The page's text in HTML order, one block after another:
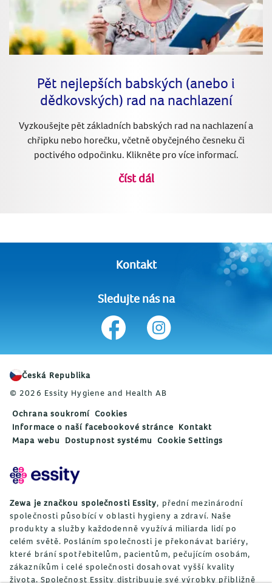
Pět nejlepších babských (anebo i
dědkovských) rad na nachlazení
Vyzkoušejte pět základních babských rad na nachlazení a
chřipku nebo horečku, včetně obyčejného česneku či
poctivého odpočinku. Klikněte pro více informací.
číst dál
Kontakt
Sledujte nás na
Česká Republika
© 2026 Essity Hygiene and Health AB
Ochrana soukromí Cookies
Informace o naší facebookové stránce Kontakt
Mapa webu
Dostupnost systému Cookie Settings
Zewa je značkou společnosti Essity, přední mezinárodní
společnosti působící v oblasti hygieny a zdraví. Naše
produkty a služby každodenně využívá miliarda lidí po
celém světě. Posláním společnosti je překonávat bariéry,
které brání spotřebitelům, pacientům, pečujícím osobám,
zákazníkům i celé společnosti dosahovat vyšší kvality
života. Společnost Essity distribuuje své výrobky přibližně